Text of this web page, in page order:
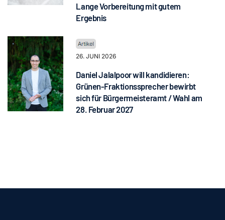
Lange Vorbereitung mit gutem
Ergebnis
26. JUNI 2026
Daniel Jalalpoor will kandidieren:
Grünen-Fraktionssprecher bewirbt
sich für Bürgermeisteramt / Wahl am
28. Februar 2027